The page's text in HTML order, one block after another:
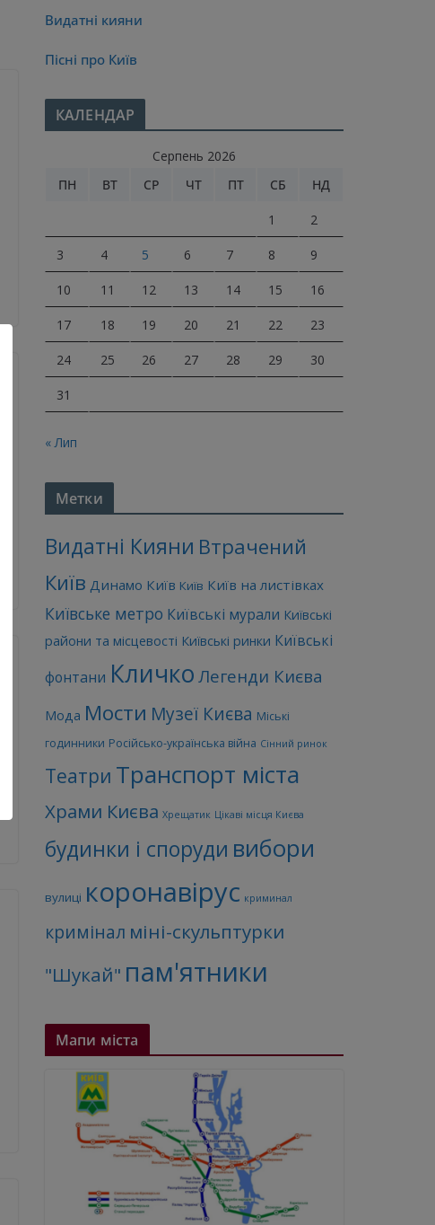
Видатні кияни
Пісні про Київ
КАЛЕНДАР
Серпень 2026
ПН
ВТ СР ЧТ ПТ СБ НД
1 2
3 4 5 6 7 8 9
10 11 12 13 14 15 16
17 18 19 20 21 22 23
24 25 26 27 28 29 30
31
« Лип
Метки
Видатні Кияни Втрачений
Київ Динамо Київ Київ Київ на листівках
Київське метро Київські мурали Київські
райони та місцевості Київські ринки Київські
фонтани Кличко Легенди Києва
Мода Мости Музеї Києва Міські
годинники Російсько-українська війна Сінний ринок
Театри Транспорт міста
Храми Києва Хрещатик Цікаві місця Києва
будинки і споруди вибори
вулиці коронавірус криминал
кримінал міні-скульптурки
"Шукай" пам'ятники
Мапи міста